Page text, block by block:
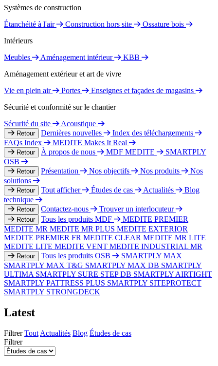
Systèmes de construction
Étanchéité à l'air
Construction hors site
Ossature bois
Intérieurs
Meubles
Aménagement intérieur
KBB
Aménagement extérieur et art de vivre
Vie en plein air
Portes
Enseignes et façades de magasins
Sécurité et conformité sur le chantier
Sécurité du site
Acoustique
Retour Dernières nouvelles
Index des téléchargements
FAQs Index
MEDITE Makes It Real
Retour À propos de nous MDF MEDITE
SMARTPLY
OSB
Retour Présentation Nos objectifs Nos produits
Nos
solutions
Retour Tout afficher Études de cas Actualités
Blog
technique
Retour Contactez-nous Trouver un interlocuteur
Retour Tous les produits MDF
MEDITE PREMIER
MEDITE MR MEDITE MR PLUS MEDITE EXTERIOR
MEDITE PREMIER FR MEDITE CLEAR MEDITE MR LITE
MEDITE LITE MEDITE VENT MEDITE INDUSTRIAL MR
Retour Tous les produits OSB
SMARTPLY MAX
SMARTPLY MAX T&G SMARTPLY MAX DB SMARTPLY
ULTIMA SMARTPLY SURE STEP DB SMARTPLY AIRTIGHT
SMARTPLY PATTRESS PLUS SMARTPLY SITEPROTECT
SMARTPLY STRONGDECK
Latest
Filtrer Tout Actualités Blog Études de cas
Filtrer